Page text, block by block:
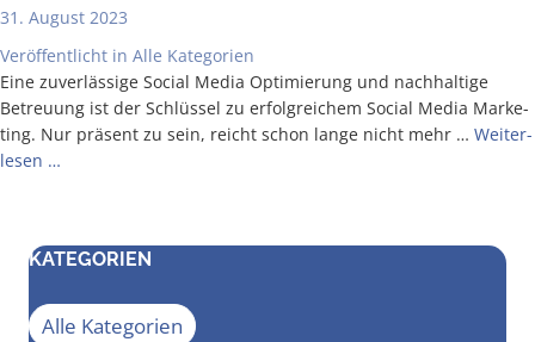
31. August 2023
Veröffentlicht in Alle Kategorien
Eine zuver­läs­si­ge Social Media Opti­mie­rung und nach­hal­ti­ge
Betreu­ung ist der Schlüs­sel zu erfolg­rei­chem Social Media Mar­ke­
ting. Nur prä­sent zu sein, reicht schon lan­ge nicht mehr … Wei­ter­
le­sen …
KATEGORIEN
Alle Kategorien